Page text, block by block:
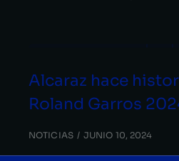
Alcaraz hace
Roland Garros
NOTICIAS JUNIO 10, 2024